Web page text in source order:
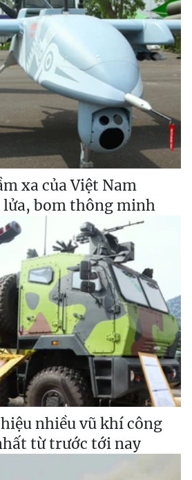
xa của Việt Nam
lửa, bom thông minh
nhiều vũ khí công
từ trước tới nay